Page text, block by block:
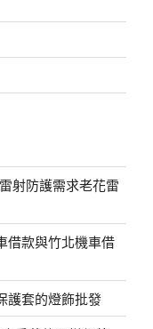
射防護需求老花雷
借款與竹北機車借
護套的燈飾批發